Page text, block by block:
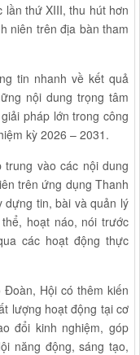
thứ XIII, thu hút hơn
niên trên địa bàn tham
tin nhanh về kết quả
nội dung trọng tâm
pháp lớn trong công
kỳ 2026 – 2031.
vào các nội dung
trên ứng dụng Thanh
dựng tin, bài và quản lý
hoạt náo, nói trước
các hoạt động thực
Hội có thêm kiến
lượng hoạt động tại cơ
đổi kinh nghiệm, góp
năng động, sáng tạo,